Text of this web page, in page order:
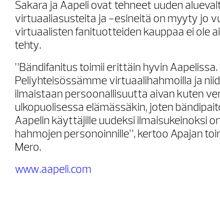
Sakara ja Aapeli ovat tehneet uuden
virtuaaliasusteita ja -esineitä on myyty jo
virtuaalisten fanituotteiden kauppaa ei ole
tehty.
”Bändifanitus toimii erittäin hyvin Aapelissa.
Peliyhteisössämme virtuaalihahmoilla ja
ilmaistaan persoonallisuutta aivan kuten
ulkopuolisessa elämässäkin, joten
Aapelin käyttäjille uudeksi ilmaisukeinoksi
hahmojen personoinnille”, kertoo Apajan
Mero.
www.aapeli.com